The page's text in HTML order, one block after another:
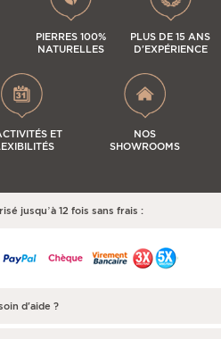
PIERRES 100%
NATURELLES
PLUS DE 15 ANS
D'EXPÉRIENCE
ET
NOS
SHOWROOMS
jusqu’à 12 fois sans frais :
d'aide ?